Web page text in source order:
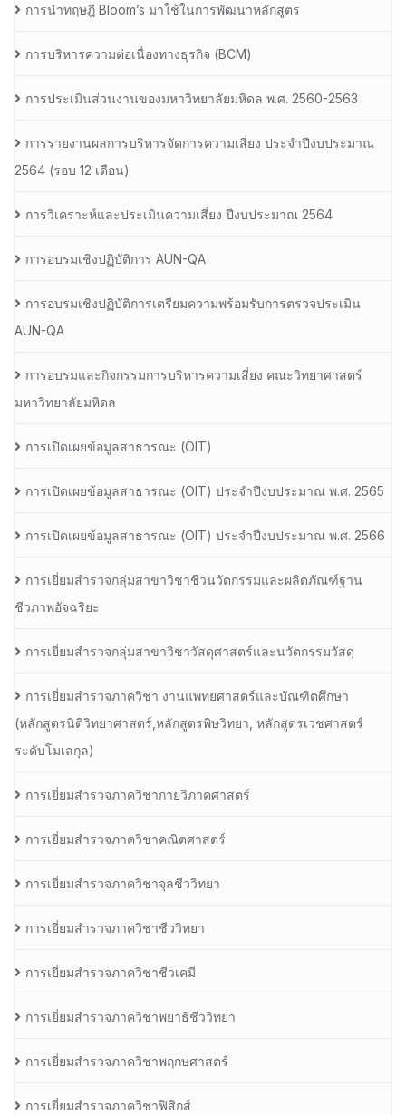
การนำทฤษฎี Bloom’s มาใช้ในการพัฒนาหลักสูตร
การบริหารความต่อเนื่องทางธุรกิจ (BCM)
การประเมินส่วนงานของมหาวิทยาลัยมหิดล พ.ศ. 2560-2563
การรายงานผลการบริหารจัดการความเสี่ยง ประจำปีงบประมาณ
2564 (รอบ 12 เดือน)
การวิเคราะห์และประเมินความเสี่ยง ปีงบประมาณ 2564
การอบรมเชิงปฏิบัติการ AUN-QA
การอบรมเชิงปฏิบัติการเตรียมความพร้อมรับการตรวจประเมิน
AUN-QA
การอบรมและกิจกรรมการบริหารความเสี่ยง คณะวิทยาศาสตร์
มหาวิทยาลัยมหิดล
การเปิดเผยข้อมูลสาธารณะ (OIT)
การเปิดเผยข้อมูลสาธารณะ (OIT) ประจำปีงบประมาณ พ.ศ. 2565
การเปิดเผยข้อมูลสาธารณะ (OIT) ประจำปีงบประมาณ พ.ศ. 2566
การเยี่ยมสำรวจกลุ่มสาขาวิชาชีวนวัตกรรมและผลิตภัณฑ์ฐาน
ชีวภาพอัจฉริยะ
การเยี่ยมสำรวจกลุ่มสาขาวิชาวัสดุศาสตร์และนวัตกรรมวัสดุ
การเยี่ยมสำรวจภาควิชา งานแพทยศาสตร์และบัณฑิตศึกษา
(หลักสูตรนิติวิทยาศาสตร์,หลักสูตรพิษวิทยา, หลักสูตรเวชศาสตร์
ระดับโมเลกุล)
การเยี่ยมสำรวจภาควิชากายวิภาคศาสตร์
การเยี่ยมสำรวจภาควิชาคณิตศาสตร์
การเยี่ยมสำรวจภาควิชาจุลชีววิทยา
การเยี่ยมสำรวจภาควิชาชีววิทยา
การเยี่ยมสำรวจภาควิชาชีวเคมี
การเยี่ยมสำรวจภาควิชาพยาธิชีววิทยา
การเยี่ยมสำรวจภาควิชาพฤกษศาสตร์
การเยี่ยมสำรวจภาควิชาฟิสิกส์